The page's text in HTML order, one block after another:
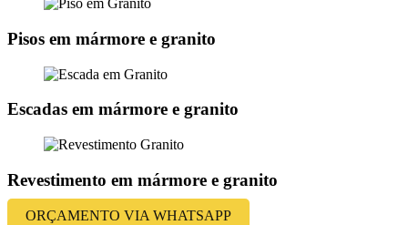
Pisos em mármore e granito
Escadas em mármore e granito
Revestimento em mármore e granito
ORÇAMENTO VIA WHATSAPP